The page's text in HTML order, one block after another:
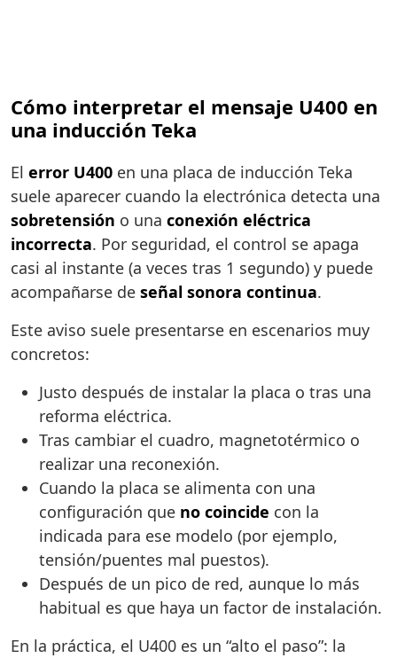
Cómo interpretar el mensaje U400 en
una inducción Teka
El error U400 en una placa de inducción Teka
suele aparecer cuando la electrónica detecta una
sobretensión o una conexión eléctrica
incorrecta. Por seguridad, el control se apaga
casi al instante (a veces tras 1 segundo) y puede
acompañarse de señal sonora continua.
Este aviso suele presentarse en escenarios muy
concretos:
Justo después de instalar la placa o tras una
reforma eléctrica.
Tras cambiar el cuadro, magnetotérmico o
realizar una reconexión.
Cuando la placa se alimenta con una
configuración que no coincide con la
indicada para ese modelo (por ejemplo,
tensión/puentes mal puestos).
Después de un pico de red, aunque lo más
habitual es que haya un factor de instalación.
En la práctica, el U400 es un “alto el paso”: la